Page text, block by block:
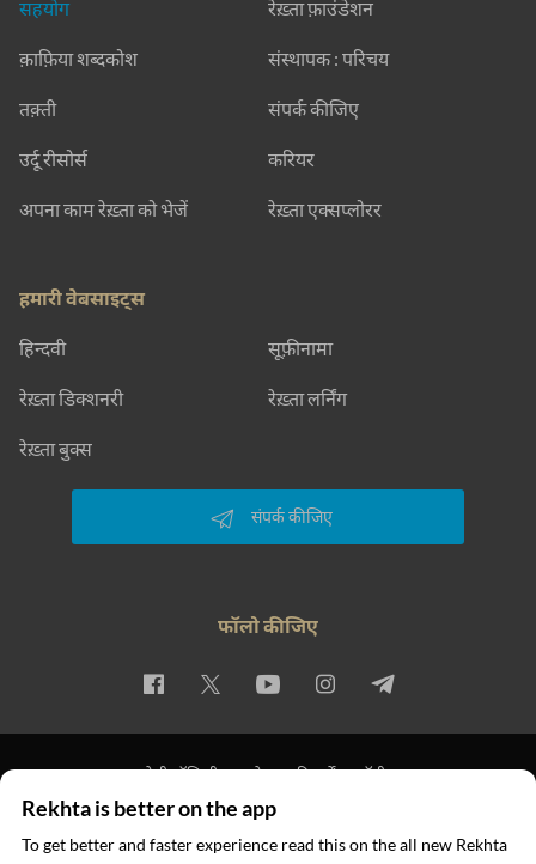
सहयोग
क़ाफ़िया शब्दकोश
तक़्ती
उर्दू रीसोर्स
अपना काम रेख़्ता को भेजें
रेख़्ता फ़ाउंडेशन
संस्थापक : परिचय
संपर्क कीजिए
करियर
रेख़्ता एक्सप्लोरर
हमारी वेबसाइट्स
हिन्दवी सूफ़ीनामा
रेख़्ता डिक्शनरी रेख़्ता लर्निंग
रेख़्ता बुक्स
संपर्क कीजिए
फॉलो कीजिए
प्राइवेसी पॉलिसी इस्तेमाल की शर्तें कॉपीराइट
© 2026 Rekhta™ Foundation. All rights reserved.
Rekhta is better on the app
To get better and faster experience read this on the all new Rekhta